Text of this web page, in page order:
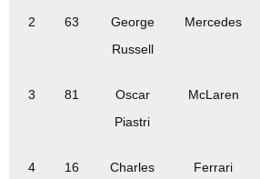
2 63
George
Russell
Mercedes
3 81
Oscar
Piastri
McLaren
4 16
Charles
Ferrari